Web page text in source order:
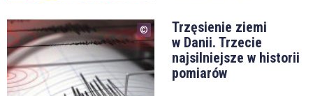
Trzęsienie ziemi
w Danii. Trzecie
najsilniejsze w historii
pomiarów